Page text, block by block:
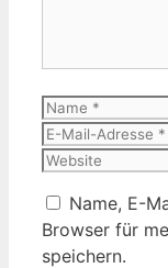
Name
Name, E-
Browser für
speichern.